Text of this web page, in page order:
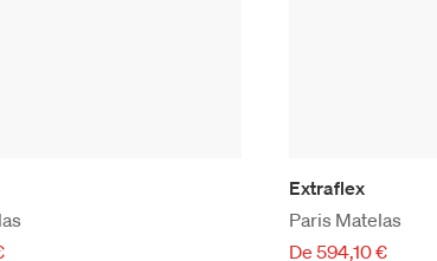
Extraflex
Paris Matelas
De 594,10 €